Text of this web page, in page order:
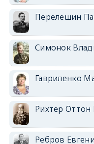
Перелешин
Симонок
Гавриленко
Рихтер Оттон
Ребров